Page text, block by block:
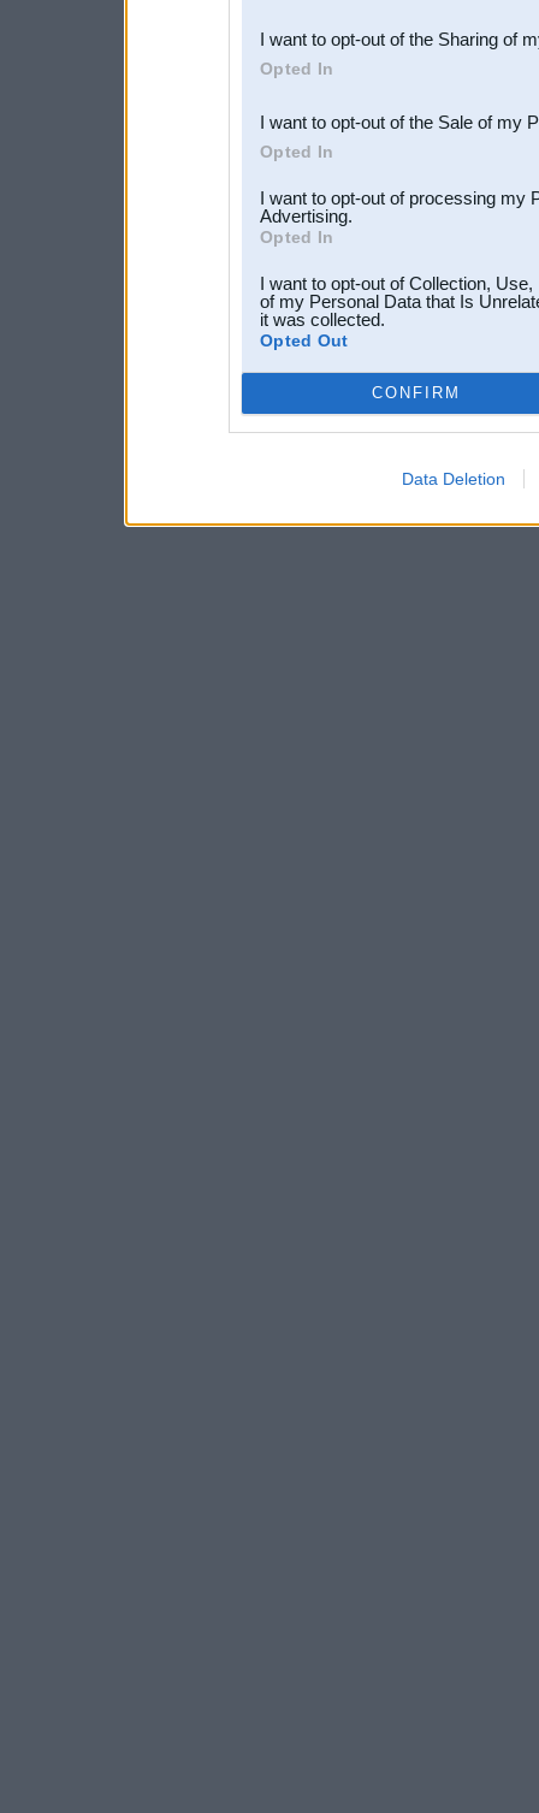
Downstream Participants
third parties.
I want to opt-out of the Sharing of
Opted In
I want to opt-out of the Sale of my
Opted In
I want to opt-out of processing my
Advertising.
Opted In
I want to opt-out of Collection,
of my Personal Data that Is
it was collected.
Opted Out
CONFIRM
Data Deletion